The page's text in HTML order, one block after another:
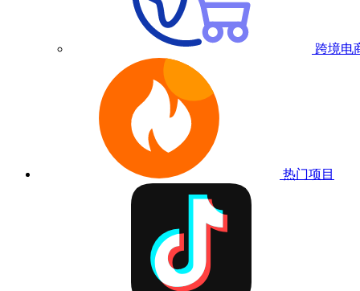
跨境电
热门项目